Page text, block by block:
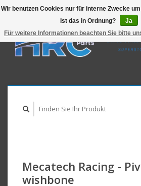
Mecatech Racing -
wishbone
Wir benutzen Cookies nur für interne Zwecke
Ist das in Ordnung?
Ja
Für weitere Informationen beachten Sie bitte